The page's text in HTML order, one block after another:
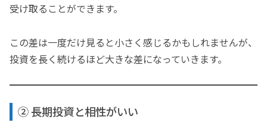
受け取ることができます。
この差は一度だけ見ると小さく感じるかもしれませんが、
投資を長く続けるほど大きな差になっていきます。
② 長期投資と相性がいい